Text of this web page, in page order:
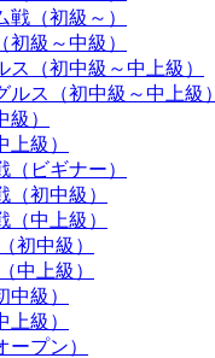
戦（初級～）
初級～中級）
ス（初中級～中上級）
ス（初中級～中上級）
）
級）
ビギナー）
初中級）
中上級）
初中級）
中上級）
級）
級）
プン）